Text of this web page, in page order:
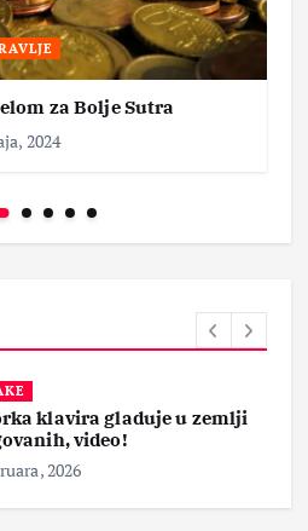
za Bolje Sutra
2024
klavira gladuje u zemlji
video!
2026